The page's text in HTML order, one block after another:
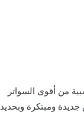
والسواتر الخشبية من أقوى السواتر
ومبتكرة وبحديد